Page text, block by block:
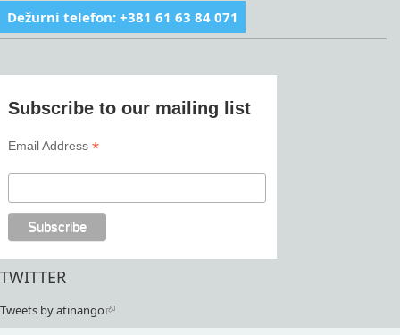
Dežurni telefon: +381 61 63 84 071
Subscribe to our mailing list
Email Address*
TWITTER
Tweets by atinango